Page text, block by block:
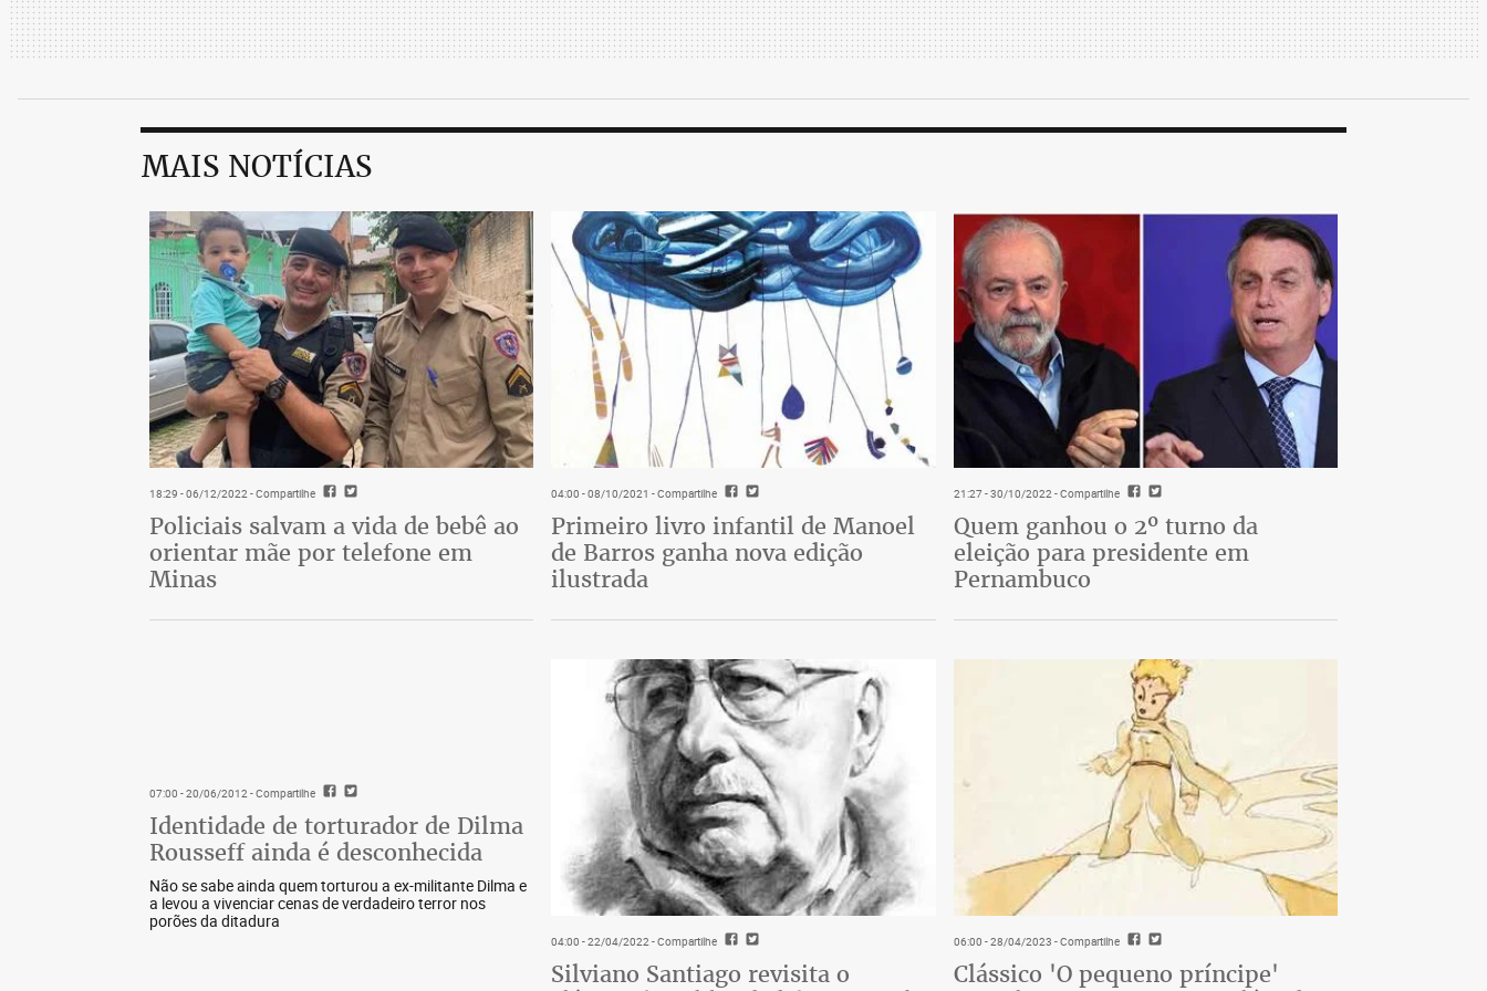
MAIS NOTÍCIAS
18:29 - 06/12/2022- Compartilhe
Policiais salvam a vida de bebê ao
orientar mãe por telefone em
Minas
04:00 - 08/10/2021 - Compartilhe
Primeiro livro infantil de Manoel
de Barros ganha nova edição
ilustrada
21:27 - 30/10/2022- Compartilhe
Quem ganhou o 2º turno da
eleição para presidente em
Pernambuco
07:00 - 20/06/2012- Compartilhe
Identidade de torturador de Dilma
Rousseff ainda é desconhecida
Não se sabe ainda quem torturou a ex-militante Dilma e
a levou a vivenciar cenas de verdadeiro terror nos
porões da ditadura
04:00 - 22/04/2022- Compartilhe
Silviano Santiago revisita o
06:00 - 28/04/2023 - Compartilhe
Clássico 'O pequeno príncipe'